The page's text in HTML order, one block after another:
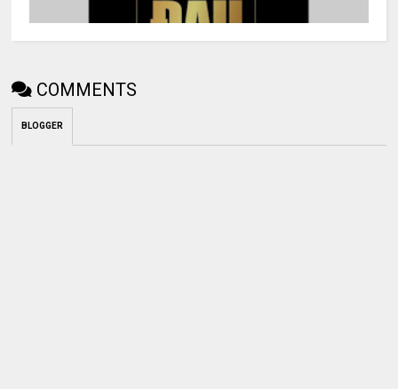
COMMENTS
BLOGGER